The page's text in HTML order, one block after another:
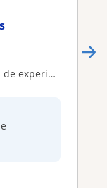
de educación